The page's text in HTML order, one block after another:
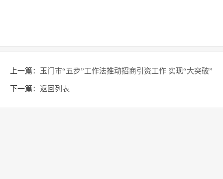
上一篇： 玉门市“五步”工作法推动招商引资工作 实现“大突破”
下一篇： 返回列表